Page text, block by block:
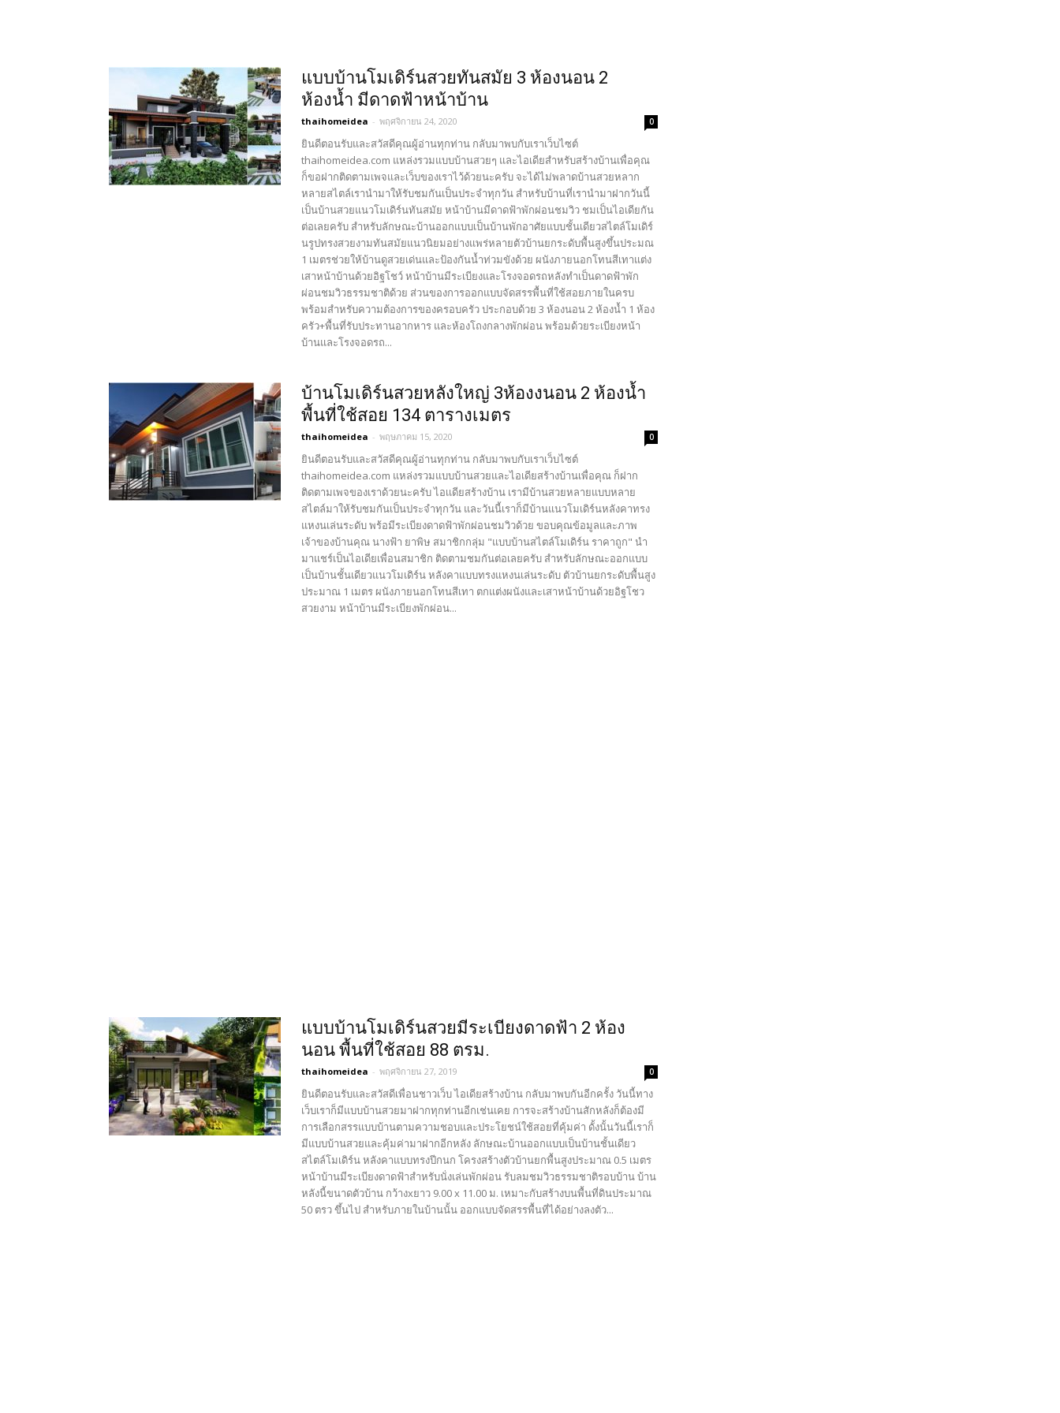
แบบบ้านโมเดิร์นสวยทันสมัย 3 ห้องนอน 2
ห้องน้ำ มีดาดฟ้าหน้าบ้าน
thaihomeidea - พฤศจิกายน 24, 2020 0
ยินดีตอนรับและสวัสดีคุณผู้อ่านทุกท่าน กลับมาพบกับเราเว็บไซต์
thaihomeidea.com แหล่งรวมแบบบ้านสวยๆ และไอเดียสำหรับสร้างบ้านเพื่อคุณ
ก็ขอฝากติดตามเพจและเว็บของเราไว้ด้วยนะครับ จะได้ไม่พลาดบ้านสวยหลาก
หลายสไตล์เรานำมาให้รับชมกันเป็นประจำทุกวัน สำหรับบ้านที่เรานำมาฝากวันนี้
เป็นบ้านสวยแนวโมเดิร์นทันสมัย หน้าบ้านมีดาดฟ้าพักผ่อนชมวิว ชมเป็นไอเดียกัน
ต่อเลยครับ สำหรับลักษณะบ้านออกแบบเป็นบ้านพักอาศัยแบบชั้นเดียวสไตล์โมเดิร์
นรูปทรงสวยงามทันสมัยแนวนิยมอย่างแพร่หลายตัวบ้านยกระดับพื้นสูงขึ้นประมณ
1 เมตรช่วยให้บ้านดูสวยเด่นและป้องกันน้ำท่วมขังด้วย ผนังภายนอกโทนสีเทาแต่ง
เสาหน้าบ้านด้วยอิฐโชว์ หน้าบ้านมีระเบียงและโรงจอดรถหลังทำเป็นดาดฟ้าพัก
ผ่อนชมวิวธรรมชาติด้วย ส่วนของการออกแบบจัดสรรพื้นที่ใช้สอยภายในครบ
พร้อมสำหรับความต้องการของครอบครัว ประกอบด้วย 3 ห้องนอน 2 ห้องน้ำ 1 ห้อง
ครัว+พื้นที่รับประทานอากหาร และห้องโถงกลางพักผ่อน พร้อมด้วยระเบียงหน้า
บ้านและโรงจอดรถ...
บ้านโมเดิร์นสวยหลังใหญ่ 3ห้องงนอน 2 ห้องน้ำ
พื้นที่ใช้สอย 134 ตารางเมตร
thaihomeidea - พฤษภาคม 15, 2020 0
ยินดีตอนรับและสวัสดีคุณผู้อ่านทุกท่าน กลับมาพบกับเราเว็บไซต์
thaihomeidea.com แหล่งรวมแบบบ้านสวยและไอเดียสร้างบ้านเพื่อคุณ ก็ฝาก
ติดตามเพจของเราด้วยนะครับ ไอเเดียสร้างบ้าน เรามีบ้านสวยหลายแบบหลาย
สไตล์มาให้รับชมกันเป็นประจำทุกวัน และวันนี้เราก็มีบ้านแนวโมเดิร์นหลังคาทรง
แหงนเล่นระดับ พร้อมีระเบียงดาดฟ้าพักผ่อนชมวิวด้วย ขอบคุณข้อมูลและภาพ
เจ้าของบ้านคุณ นางฟ้า ยาพิษ สมาชิกกลุ่ม "แบบบ้านสไตล์โมเดิร์น ราคาถูก" นำ
มาแชร์เป็นไอเดียเพื่อนสมาชิก ติดตามชมกันต่อเลยครับ สำหรับลักษณะออกแบบ
เป็นบ้านชั้นเดียวแนวโมเดิร์น หลังคาแบบทรงแหงนเล่นระดับ ตัวบ้านยกระดับพื้นสูง
ประมาณ 1 เมตร ผนังภายนอกโทนสีเทา ตกแต่งผนังและเสาหน้าบ้านด้วยอิฐโชว
สวยงาม หน้าบ้านมีระเบียงพักผ่อน...
แบบบ้านโมเดิร์นสวยมีระเบียงดาดฟ้า 2 ห้อง
นอน พื้นที่ใช้สอย 88 ตรม.
thaihomeidea - พฤศจิกายน 27, 2019 0
ยินดีตอนรับและสวัสดีเพื่อนชาวเว็บ ไอเดียสร้างบ้าน กลับมาพบกันอีกครั้ง วันนี้ทาง
เว็บเราก็มีแบบบ้านสวยมาฝากทุกท่านอีกเช่นเคย การจะสร้างบ้านสักหลังก็ต้องมี
การเลือกสรรแบบบ้านตามความชอบและประโยชน์ใช้สอยที่คุ้มค่า ดั้งนั้นวันนี้เราก็
มีแบบบ้านสวยและคุ้มค่ามาฝากอีกหลัง ลักษณะบ้านออกแบบเป็นบ้านชั้นเดียว
สไตล์โมเดิร์น หลังคาแบบทรงปีกนก โครงสร้างตัวบ้านยกพื้นสูงประมาณ 0.5 เมตร
หน้าบ้านมีระเบียงดาดฟ้าสำหรับนั่งเล่นพักผ่อน รับลมชมวิวธรรมชาติรอบบ้าน บ้าน
หลังนี้ขนาดตัวบ้าน กว้างxยาว​ 9.00 x 11.00 ม. เหมาะกับสร้างบนพื้นที่ดินประมาณ
50 ตรว ขึ้นไป สำหรับภายในบ้านนั้น ออกแบบจัดสรรพื้นที่ได้อย่างลงตัว...